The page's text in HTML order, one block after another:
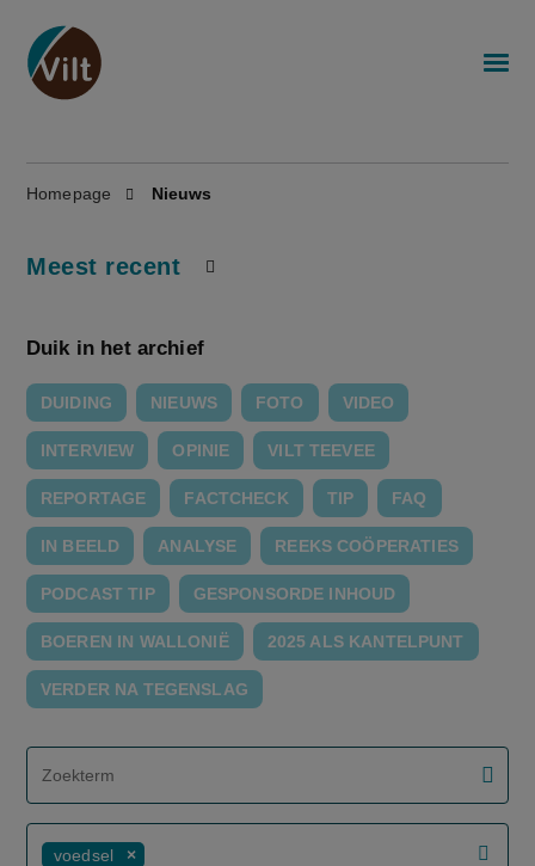
Homepage Nieuws
Meest recent
Duik in het archief
DUIDING NIEUWS FOTO VIDEO
INTERVIEW OPINIE VILT TEEVEE
REPORTAGE FACTCHECK TIP FAQ
IN BEELD ANALYSE REEKS COÖPERATIES
PODCAST TIP GESPONSORDE INHOUD
BOEREN IN WALLONIË 2025 ALS KANTELPUNT
VERDER NA TEGENSLAG
voedsel